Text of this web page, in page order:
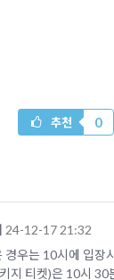
추천 0
24-12-17 21:32
경우는 10시에 입장
지 티켓)은 10시 30